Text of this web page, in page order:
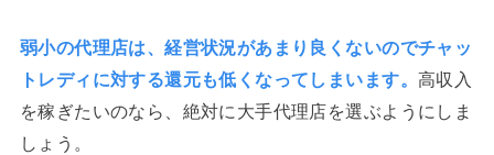
弱小の代理店は、経営状況があまり良くないのでチャッ
トレディに対する還元も低くなってしまいます。 高収入
を稼ぎたいのなら、絶対に大手代理店を選ぶようにしま
しょう。